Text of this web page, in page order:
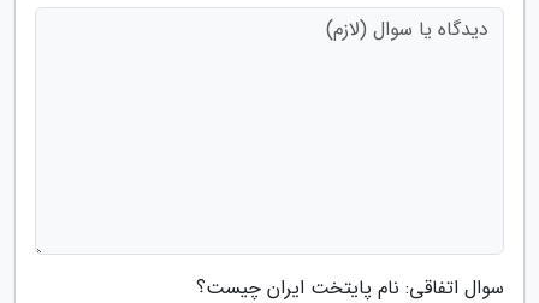
سوال اتفاقی: نام پایتخت ایران چیست؟